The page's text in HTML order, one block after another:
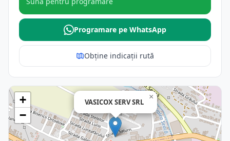
Programare pe WhatsApp
Obține indicații rută
VASICOX SERV SRL
×
+
−